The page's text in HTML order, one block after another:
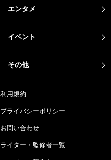
エンタメ
イベント
その他
利用規約
プライバシーポリシー
お問い合わせ
ライター・監修者一覧